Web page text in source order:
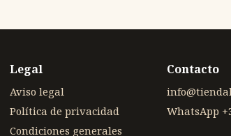
Legal
Aviso legal
Política de privacidad
Condiciones generales
Contacto
WhatsApp